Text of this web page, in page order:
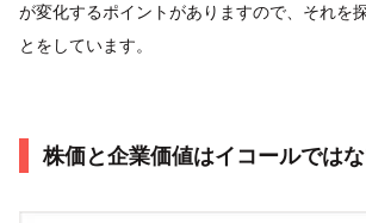
が変化するポイントがありますので、それを
とをしています。
株価と企業価値はイコールでは